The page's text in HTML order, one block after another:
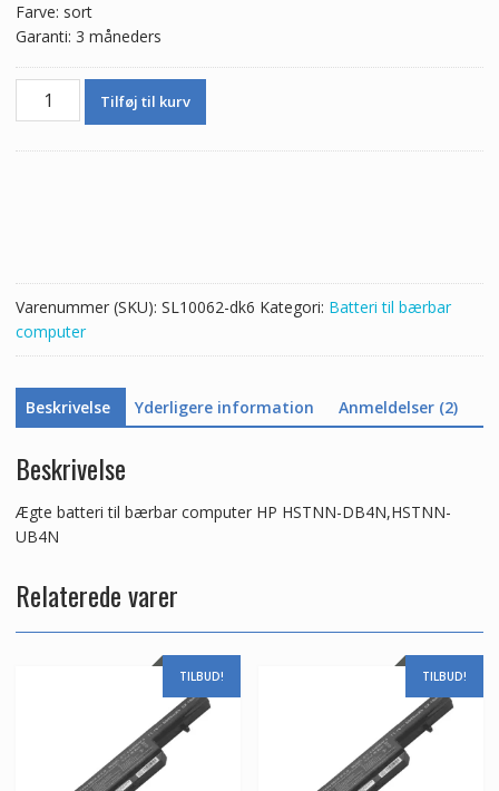
Farve: sort
Garanti: 3 måneders
Ægte
UB4N
antal
Tilføj til kurv
Varenummer (SKU): SL10062-dk6 Kategori: Batteri til bærbar
computer
Beskrivelse Yderligere information Anmeldelser (2)
Beskrivelse
Ægte batteri til bærbar computer HP HSTNN-DB4N,HSTNN-
UB4N
Relaterede varer
TILBUD! TILBUD!